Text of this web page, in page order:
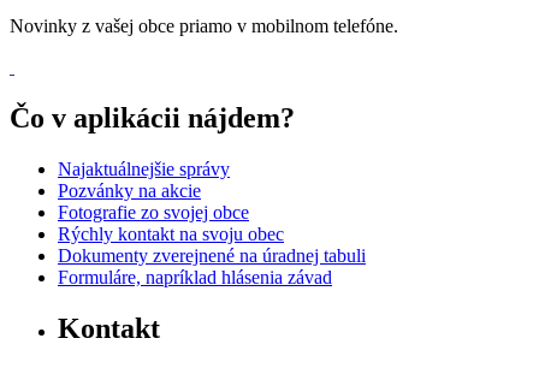
Novinky z vašej obce priamo v mobilnom telefóne.
Čo v aplikácii nájdem?
Najaktuálnejšie správy
Pozvánky na akcie
Fotografie zo svojej obce
Rýchly kontakt na svoju obec
Dokumenty zverejnené na úradnej tabuli
Formuláre, napríklad hlásenia závad
Kontakt